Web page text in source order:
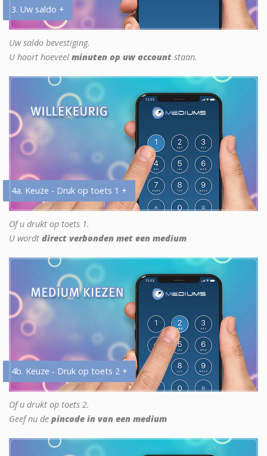
3. Uw saldo +
Uw saldo bevestiging.
U hoort hoeveel minuten op uw account staan.
4a. Keuze - Druk op toets 1 +
Of u drukt op toets 1.
U wordt direct verbonden met een medium
4b. Keuze - Druk op toets 2 +
Of u drukt op toets 2.
Geef nu de pincode in van een medium